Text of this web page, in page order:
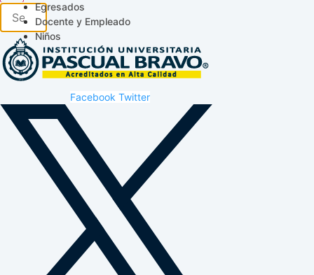
Egresados
Docente y Empleado
Niños
Facebook Twitter